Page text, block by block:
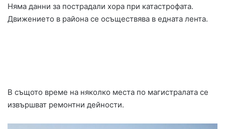
Няма данни за пострадали хора при катастрофата.
Движението в района се осъществява в едната лента.
В същото време на няколко места по магистралата се
извършват ремонтни дейности.